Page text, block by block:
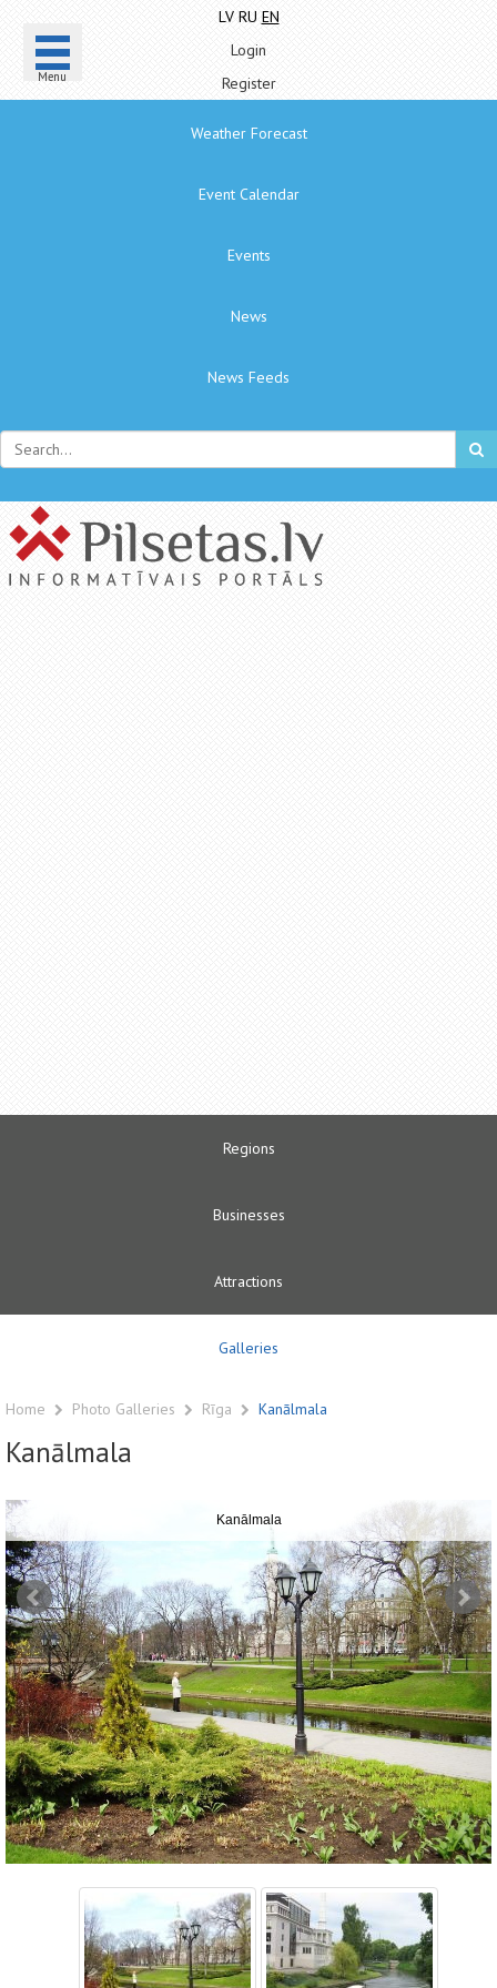
Menu
LV RU EN
Login
Register
Weather Forecast
Event Calendar
Events
News
News Feeds
Regions
Businesses
Attractions
Galleries
Home Photo Galleries Rīga Kanālmala
Kanālmala
Kanālmala